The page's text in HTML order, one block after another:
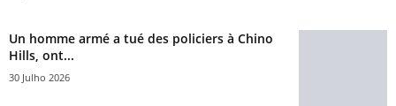
Un homme armé a tué des policiers à Chino
Hills, ont...
30 Julho 2026